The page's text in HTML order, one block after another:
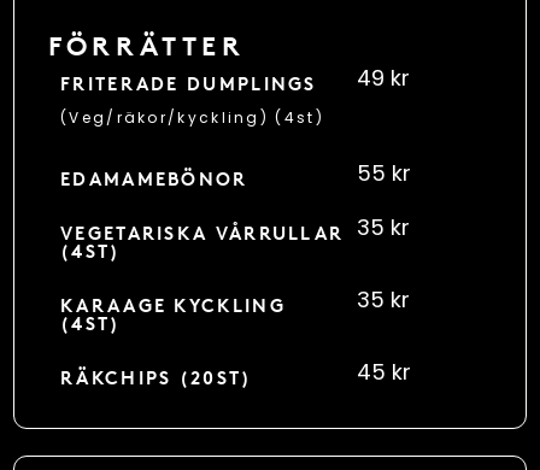
FÖRRÄTTER
FRITERADE DUMPLINGS
(Veg/räkor/kyckling) (4st)
49 kr
EDAMAMEBÖNOR 55 kr
VEGETARISKA VÅRRULLAR
(4ST)
35 kr
KARAAGE KYCKLING
(4ST)
35 kr
RÄKCHIPS (20ST) 45 kr